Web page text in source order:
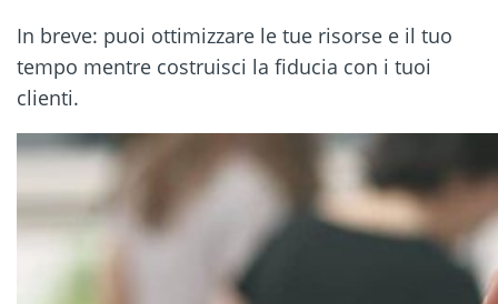
In breve: puoi ottimizzare le tue risorse e il tuo
tempo mentre costruisci la fiducia con i tuoi
clienti.